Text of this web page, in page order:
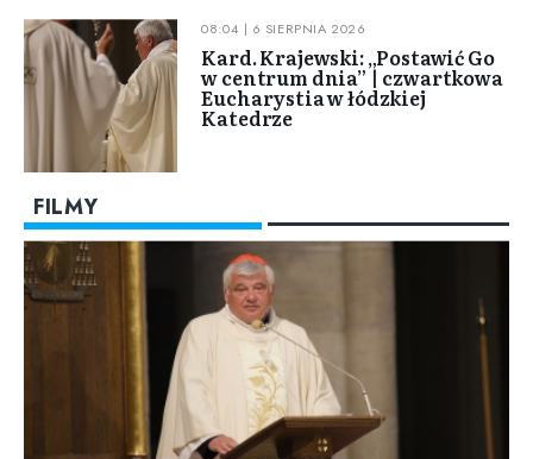
08:04 | 6 SIERPNIA 2026
Kard. Krajewski: „Postawić Go
w centrum dnia” | czwartkowa
Eucharystia w łódzkiej
Katedrze
FILMY